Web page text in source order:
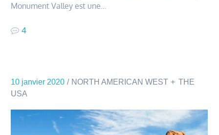
Monument Valley est une…
4
10 janvier 2020 NORTH AMERICAN WEST
THE
USA